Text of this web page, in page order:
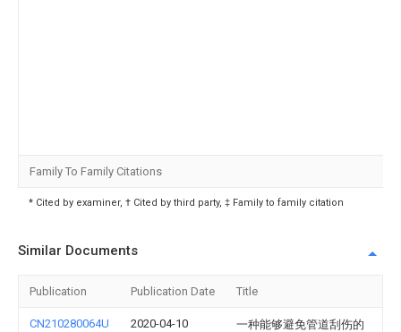
Family To Family Citations
* Cited by examiner, † Cited by third party, ‡ Family to family citation
Similar Documents
Publication Publication Date Title
CN210280064U 2020-04-10
一种能够避免管道刮伤的